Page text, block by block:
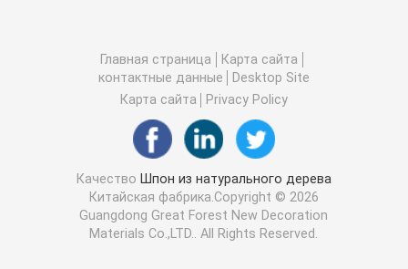
Главная страница
Карта сайта
контактные данные
Desktop Site
Карта сайта
Privacy Policy
Качество Шпон из натурального дерева
Китайская фабрика.Copyright © 2026
Guangdong Great Forest New Decoration
Materials Co.,LTD.. All Rights Reserved.